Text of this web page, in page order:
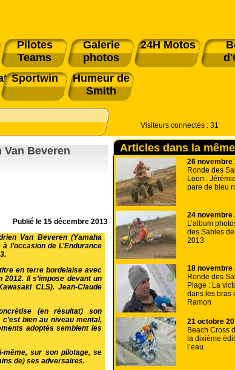
Pilotes
Teams
Galerie
photos
24H Motos
Sportwin
Humeur de
Smith
Van Beveren
Publié le 15 décembre 2013
Van Beveren (Yamaha
l’occasion de L’Endurance
en terre bordelaise avec
2012. Il s’impose devant un
CLS). Jean-Claude
(en résultat) son
bien au niveau mental,
adoptés semblent les
sur son pilotage, se
de) ses adversaires.
Visiteurs connectés : 31
Articles dans la
26 novembre
Ronde des
Loon :
pare de bleu
24 novembre
L’album
des Sables
2013
18 novembre
Ronde des
Plage : La
dans les bras
Ramon
21 octobre
Beach Cross
la dixième
l’eau